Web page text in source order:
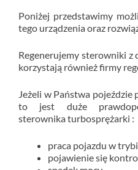
Poniżej przedstawimy
tego urządzenia oraz
Regenerujemy sterowniki z
korzystają również firmy
Jeżeli w Państwa pojeździe
to jest duże
sterownika turbosprężarki :
praca pojazdu w
pojawienie się